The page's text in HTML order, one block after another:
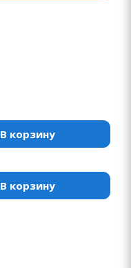
В корзину
В корзину